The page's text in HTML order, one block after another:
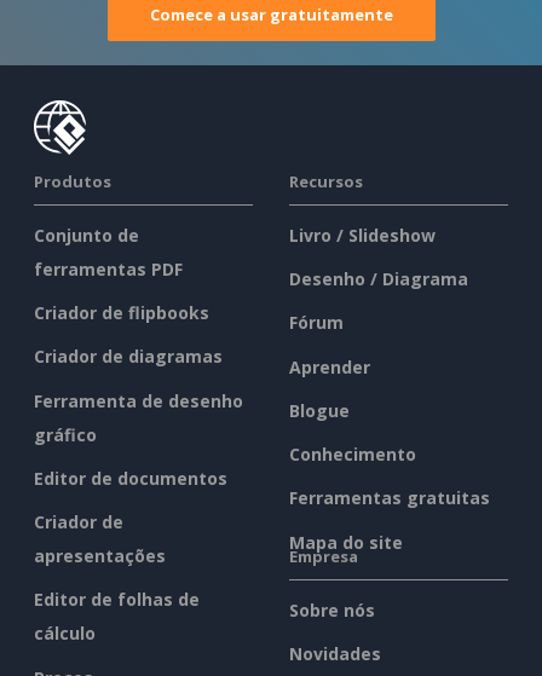
Comece a usar gratuitamente
Produtos
Conjunto de
ferramentas PDF
Criador de flipbooks
Criador de diagramas
Ferramenta de desenho
gráfico
Editor de documentos
Criador de
apresentações
Editor de folhas de
cálculo
Recursos
Livro / Slideshow
Desenho / Diagrama
Fórum
Aprender
Blogue
Conhecimento
Ferramentas gratuitas
Mapa do site
Empresa
Sobre nós
Novidades